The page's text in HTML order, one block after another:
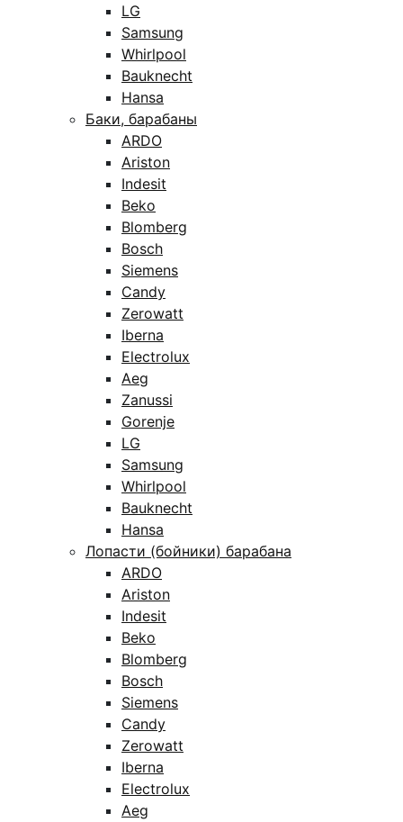
LG
Samsung
Whirlpool
Bauknecht
Hansa
Баки, барабаны
ARDO
Ariston
Indesit
Beko
Blomberg
Bosch
Siemens
Candy
Zerowatt
Iberna
Electrolux
Aeg
Zanussi
Gorenje
LG
Samsung
Whirlpool
Bauknecht
Hansa
Лопасти (бойники) барабана
ARDO
Ariston
Indesit
Beko
Blomberg
Bosch
Siemens
Candy
Zerowatt
Iberna
Electrolux
Aeg